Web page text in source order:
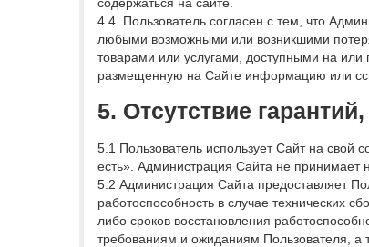
4.4. Пользователь согласен с тем, что
любыми возможными или возникшими
товарами или услугами, доступными на или
размещенную на Сайте информацию или
5. Отсутствие
5.1 Пользователь использует Сайт на свой
есть». Администрация Сайта не принимает
5.2 Администрация Сайта предоставляет
работоспособность в случае технических
либо сроков восстановления
требованиям и ожиданиям Пользователя, а